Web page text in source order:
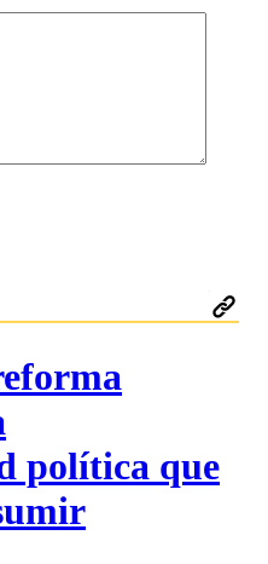
política que